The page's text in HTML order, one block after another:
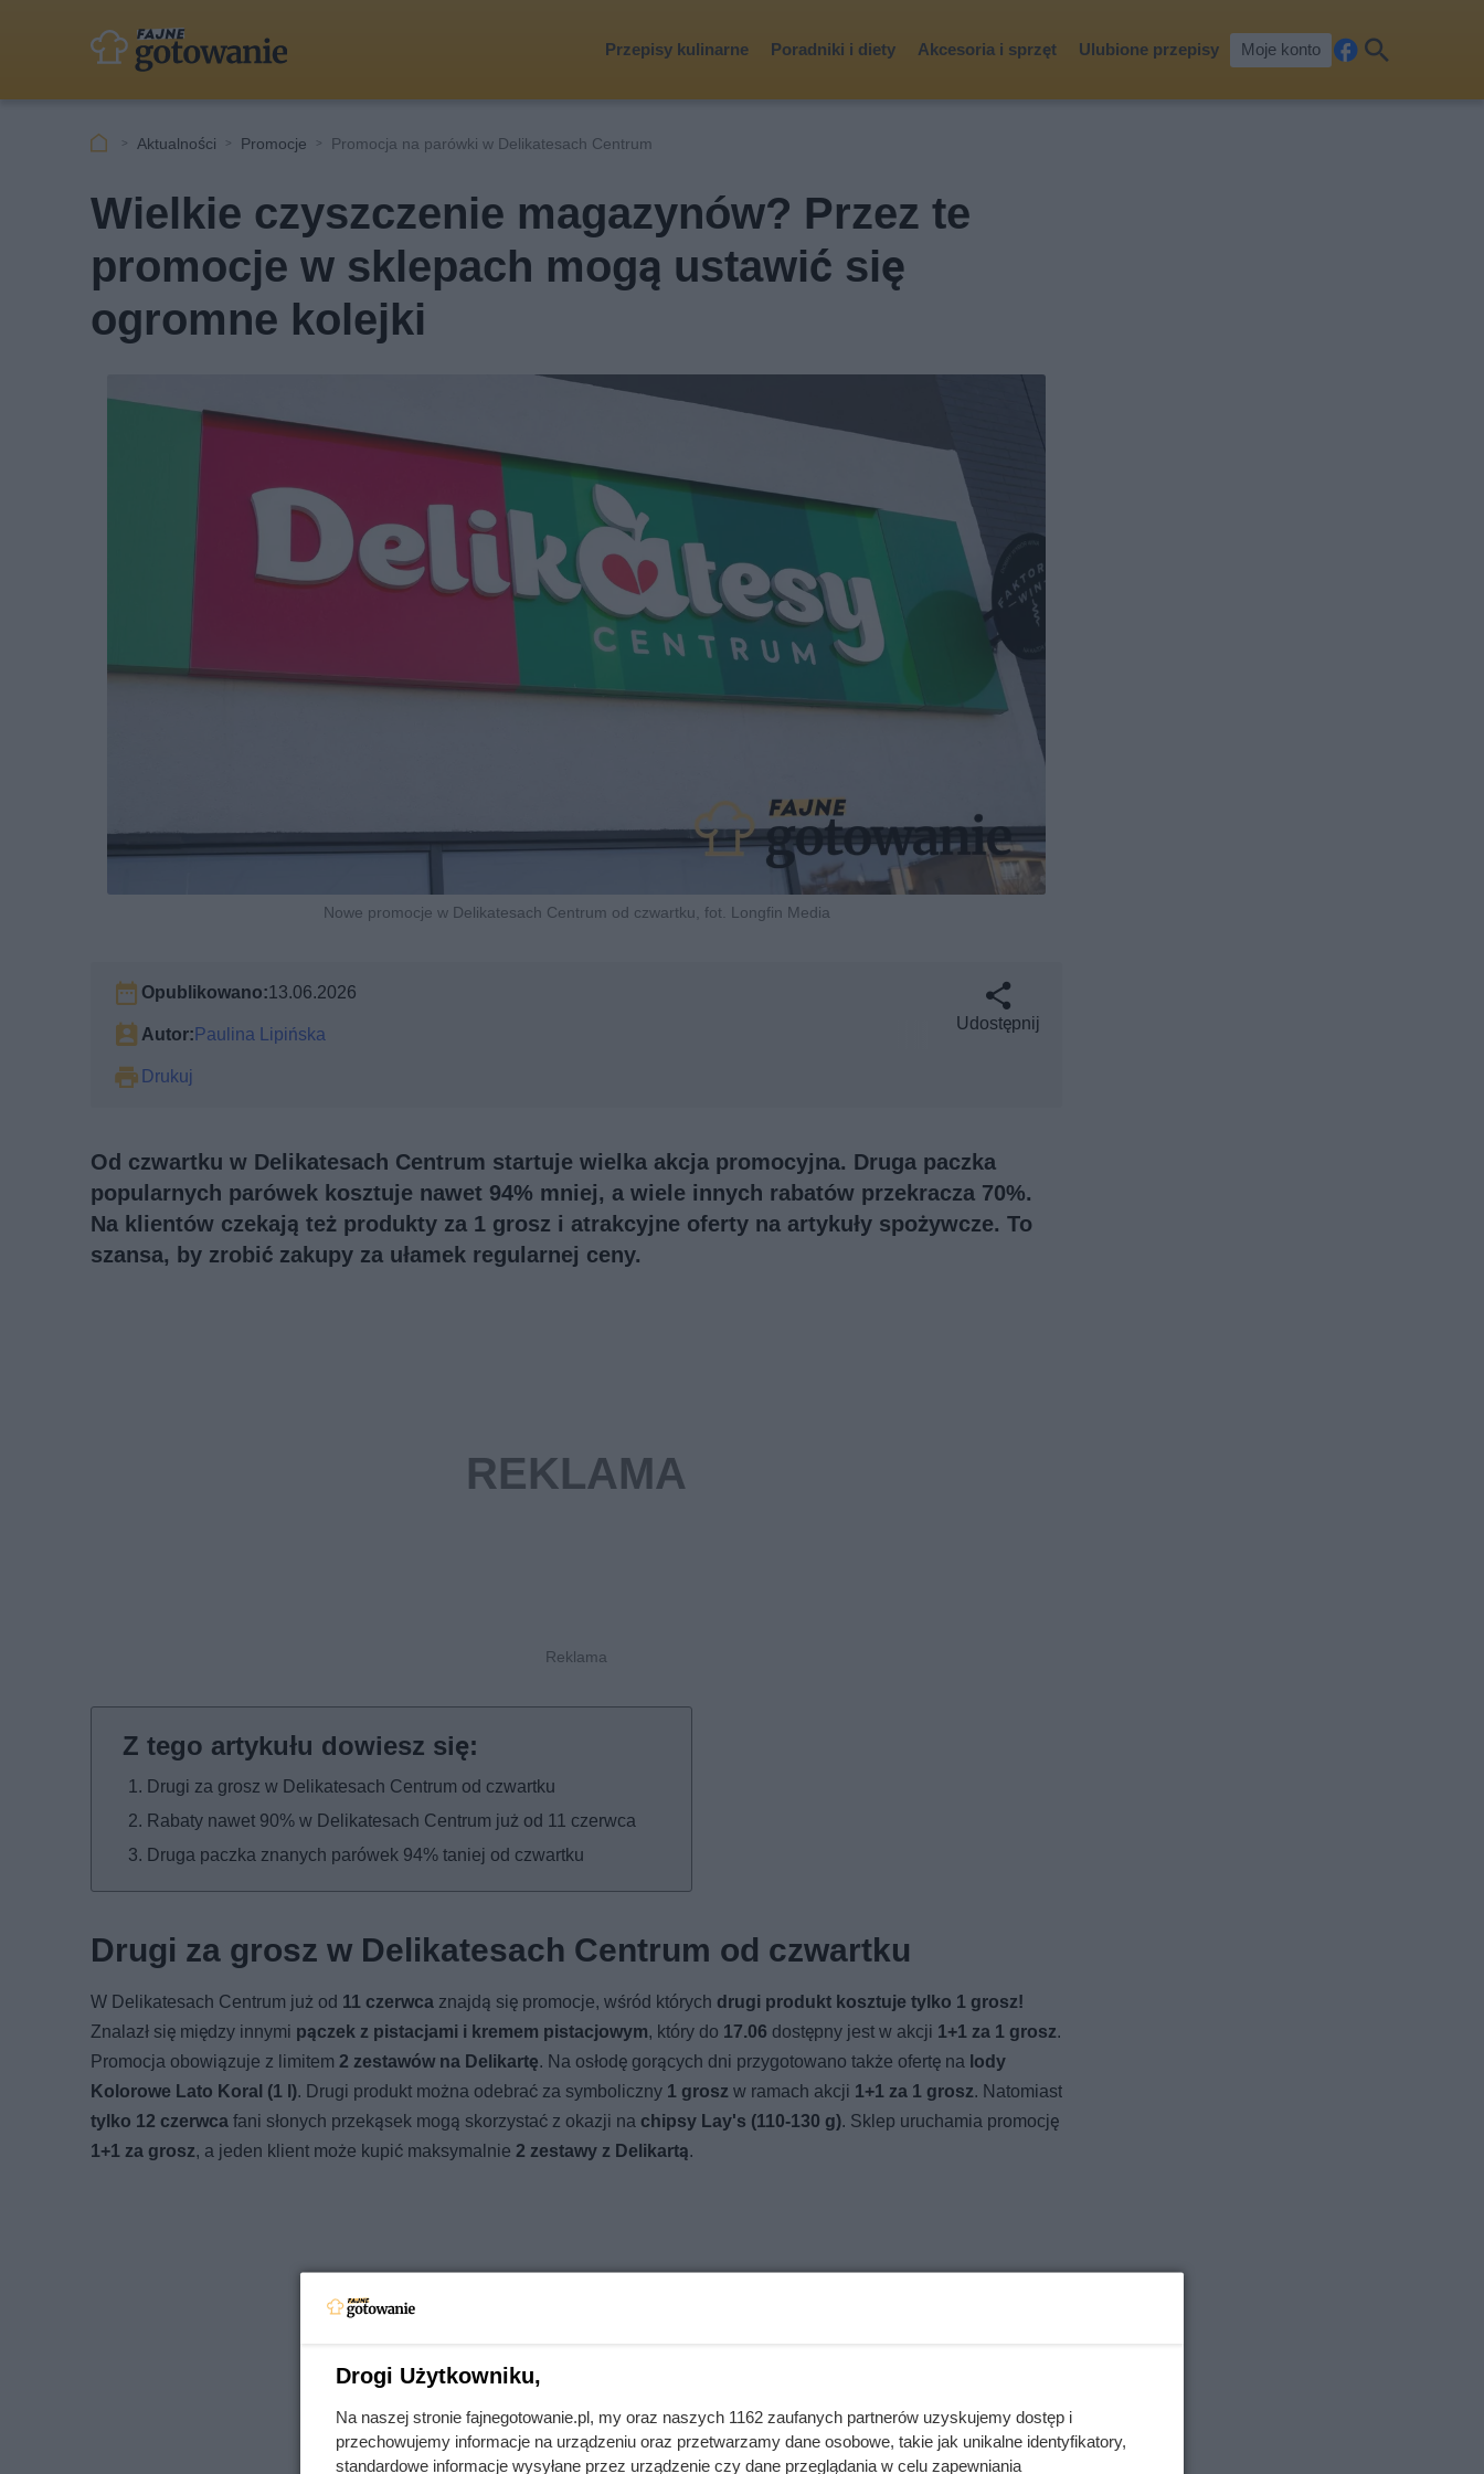
Przepisy kulinarne Poradniki i diety Akcesoria i sprzęt Ulubione przepisy Moje konto
cebkaj
Aktualności Promocje Promocja na parówki w Delikatesach Centrum
Wielkie czyszczenie magazynów? Przez te
promocje w sklepach mogą ustawić się
ogromne kolejki
Nowe promocje w Delikatesach Centrum od czwartku, fot. Longfin Media
Opublikowano:13.06.2026
Autor:Paulina Lipińska
Drukuj
Udostępnij
Od czwartku w Delikatesach Centrum startuje wielka akcja promocyjna. Druga paczka
popularnych parówek kosztuje nawet 94% mniej, a wiele innych rabatów przekracza 70%.
Na klientów czekają też produkty za 1 grosz i atrakcyjne oferty na artykuły spożywcze. To
szansa, by zrobić zakupy za ułamek regularnej ceny.
Drugi za grosz w Delikatesach Centrum od czwartku
Rabaty nawet 90% w Delikatesach Centrum już od 11 czerwca
Druga paczka znanych parówek 94% taniej od czwartku
Drugi za grosz w Delikatesach Centrum od czwartku
W Delikatesach Centrum już od 11 czerwca znajdą się promocje, wśród których drugi produkt kosztuje tylko 1 grosz!
Znalazł się między innymi pączek z pistacjami i kremem pistacjowym, który do 17.06 dostępny jest w akcji 1+1 za 1 grosz.
Promocja obowiązuje z limitem 2 zestawów na Delikartę. Na osłodę gorących dni przygotowano także ofertę na lody
Kolorowe Lato Koral (1 l). Drugi produkt można odebrać za symboliczny 1 grosz w ramach akcji 1+1 za 1 grosz. Natomiast
tylko 12 czerwca fani słonych przekąsek mogą skorzystać z okazji na chipsy Lay's (110-130 g). Sklep uruchamia promocję
1+1 za grosz, a jeden klient może kupić maksymalnie 2 zestawy z Delikartą.
Drogi Użytkowniku,
Na naszej stronie fajnegotowanie.pl, my oraz naszych 1162 zaufanych partnerów uzyskujemy dostęp i
przechowujemy informacje na urządzeniu oraz przetwarzamy dane osobowe, takie jak unikalne identyfikatory,
standardowe informacje wysyłane przez urządzenie czy dane przeglądania w celu zapewniania